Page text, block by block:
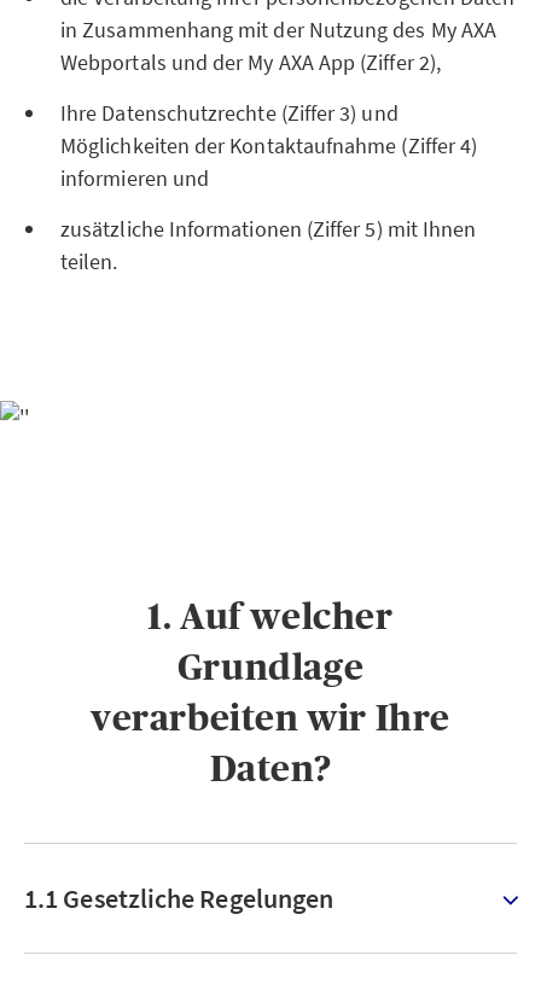
in Zusammenhang mit der Nutzung des My AXA
Webportals und der My AXA App (Ziffer 2),
Ihre Datenschutzrechte (Ziffer 3) und
Möglichkeiten der Kontaktaufnahme (Ziffer 4)
informieren und
zusätzliche Informationen (Ziffer 5) mit Ihnen
teilen.
1. Auf welcher
Grundlage
verarbeiten wir Ihre
Daten?
1.1 Gesetzliche Regelungen